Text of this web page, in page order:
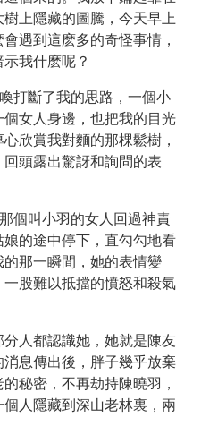
上隱藏的圖騰，今天早上
遇到這麽多的奇怪事情，
我什麽呢？
打斷了我的思路，一個小
女人身邊，也把我的目光
欣賞我對麵的那棵鬆樹，
頭露出驚訝和詢問的表
個叫小羽的女人回過神責
的途中停下，直勾勾地看
那一瞬間，她的表情變
股難以抵擋的憤怒和殺氣
人都認識她，她就是陳友
息傳出後，胖子幾乎放棄
秘密，不再劫持陳曉羽，
人隱藏到深山老林裏，兩